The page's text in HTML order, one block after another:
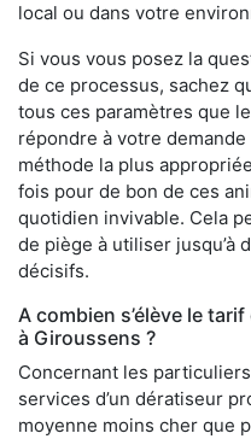
local ou dans votre
Si vous vous posez la
de ce processus, sachez
tous ces paramètres que
répondre à votre
méthode la plus
fois pour de bon de ces
quotidien invivable. Cela
de piège à utiliser jusqu’à
décisifs.
A combien s’élève le
à Giroussens ?
Concernant les
services d’un dératiseur
moyenne moins cher que